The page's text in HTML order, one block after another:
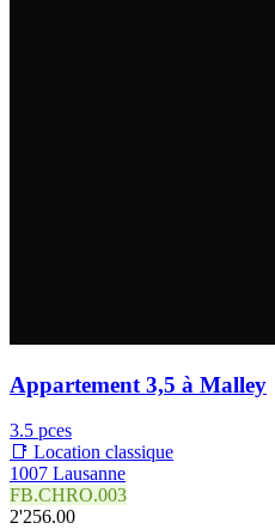
Appartement 3,5 à Malley
3.5 pces
📑 Location classique
1007 Lausanne
FB.CHRO.003
2'256.00